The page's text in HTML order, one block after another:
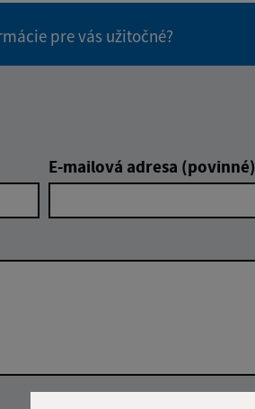
pre vás užitočné?
E-mailová adresa (povinné)